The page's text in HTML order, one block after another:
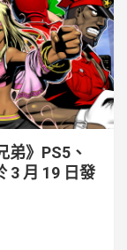
弟》PS5、
3 月 19 日發